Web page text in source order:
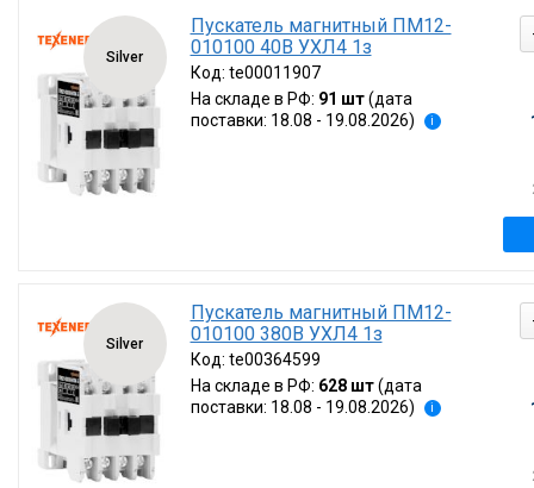
Silver
Пускатель магнитный ПМ12-
010100 40В УХЛ4 1з
Код: te00011907
На складе в РФ: 91 шт (дата
поставки: 18.08 - 19.08.2026)
i
Silver
Пускатель магнитный ПМ12-
010100 380В УХЛ4 1з
Код: te00364599
На складе в РФ: 628 шт (дата
поставки: 18.08 - 19.08.2026)
i